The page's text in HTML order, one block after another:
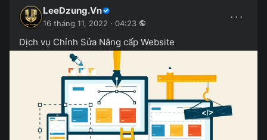
LeeDzung.Vn
16 tháng 11, 2022 · 04:23 ···
Dịch vụ Chỉnh Sửa Nâng cấp Website